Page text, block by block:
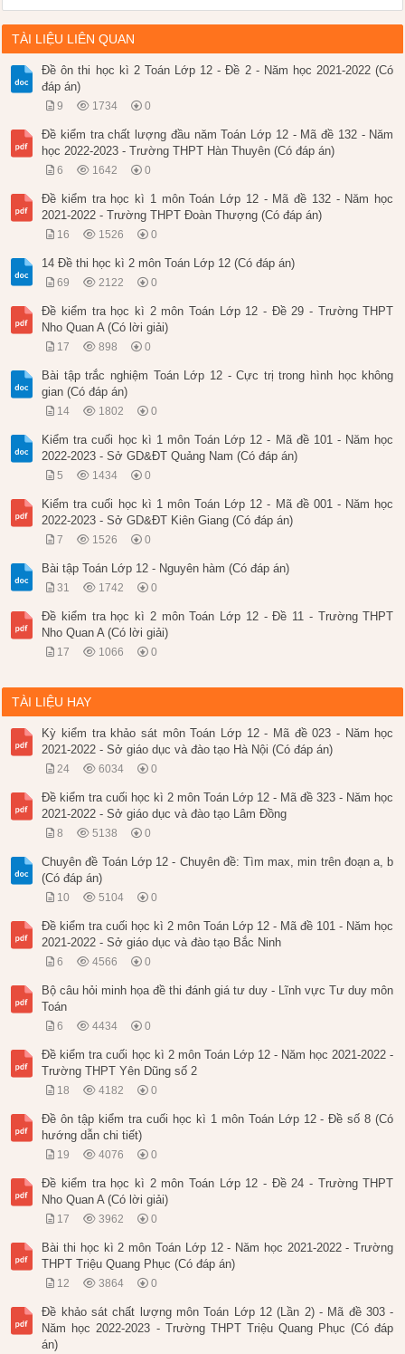
TÀI LIỆU LIÊN QUAN
Đề ôn thi học kì 2 Toán Lớp 12 - Đề 2 - Năm học 2021-2022 (Có
đáp án)
9 1734 0
Đề kiểm tra chất lượng đầu năm Toán Lớp 12 - Mã đề 132 - Năm
học 2022-2023 - Trường THPT Hàn Thuyên (Có đáp án)
6 1642 0
Đề kiểm tra học kì 1 môn Toán Lớp 12 - Mã đề 132 - Năm học
2021-2022 - Trường THPT Đoàn Thượng (Có đáp án)
16 1526 0
14 Đề thi học kì 2 môn Toán Lớp 12 (Có đáp án)
69 2122 0
Đề kiểm tra học kì 2 môn Toán Lớp 12 - Đề 29 - Trường THPT
Nho Quan A (Có lời giải)
17 898 0
Bài tập trắc nghiệm Toán Lớp 12 - Cực trị trong hình học không
gian (Có đáp án)
14 1802 0
Kiểm tra cuối học kì 1 môn Toán Lớp 12 - Mã đề 101 - Năm học
2022-2023 - Sở GD&ĐT Quảng Nam (Có đáp án)
5 1434 0
Kiểm tra cuối học kì 1 môn Toán Lớp 12 - Mã đề 001 - Năm học
2022-2023 - Sở GD&ĐT Kiên Giang (Có đáp án)
7 1526 0
Bài tập Toán Lớp 12 - Nguyên hàm (Có đáp án)
31 1742 0
Đề kiểm tra học kì 2 môn Toán Lớp 12 - Đề 11 - Trường THPT
Nho Quan A (Có lời giải)
17 1066 0
TÀI LIỆU HAY
Kỳ kiểm tra khảo sát môn Toán Lớp 12 - Mã đề 023 - Năm học
2021-2022 - Sở giáo dục và đào tạo Hà Nội (Có đáp án)
24 6034 0
Đề kiểm tra cuối học kì 2 môn Toán Lớp 12 - Mã đề 323 - Năm học
2021-2022 - Sở giáo dục và đào tạo Lâm Đồng
8 5138 0
Chuyên đề Toán Lớp 12 - Chuyên đề: Tìm max, min trên đoạn a, b
(Có đáp án)
10 5104 0
Đề kiểm tra cuối học kì 2 môn Toán Lớp 12 - Mã đề 101 - Năm học
2021-2022 - Sở giáo dục và đào tạo Bắc Ninh
6 4566 0
Bộ câu hỏi minh họa đề thi đánh giá tư duy - Lĩnh vực Tư duy môn
Toán
6 4434 0
Đề kiểm tra cuối học kì 2 môn Toán Lớp 12 - Năm học 2021-2022 -
Trường THPT Yên Dũng số 2
18 4182 0
Đề ôn tập kiểm tra cuối học kì 1 môn Toán Lớp 12 - Đề số 8 (Có
hướng dẫn chi tiết)
19 4076 0
Đề kiểm tra học kì 2 môn Toán Lớp 12 - Đề 24 - Trường THPT
Nho Quan A (Có lời giải)
17 3962 0
Bài thi học kì 2 môn Toán Lớp 12 - Năm học 2021-2022 - Trường
THPT Triệu Quang Phục (Có đáp án)
12 3864 0
Đề khảo sát chất lượng môn Toán Lớp 12 (Lần 2) - Mã đề 303 -
Năm học 2022-2023 - Trường THPT Triệu Quang Phục (Có đáp
án)